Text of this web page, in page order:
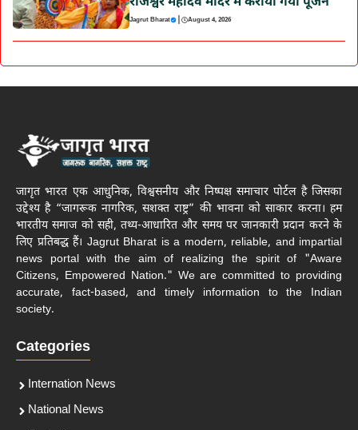
Jagrut Bharat | August 4, 2026
जागृत भारत एक आधुनिक, विश्वसनीय और निष्पक्ष समाचार पोर्टल है जिसका
उद्देश्य है “जागरूक नागरिक, सशक्त राष्ट्र” की भावना को साकार करना। हम
भारतीय समाज को सही, तथ्य-आधारित और समय पर जानकारी प्रदान करने के
लिए प्रतिबद्ध हैं। Jagrut Bharat is a modern, reliable, and impartial
news portal with the aim of realizing the spirit of "Aware
Citizens, Empowered Nation." We are committed to providing
accurate, fact-based, and timely information to the Indian
society.
Categories
Internation News
National News